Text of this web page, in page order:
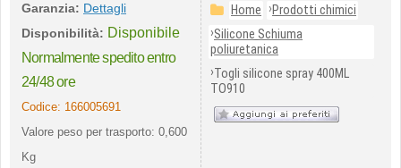
Garanzia: Dettagli
Disponibilità: Disponibile
Normalmente spedito entro
24/48 ore
Codice: 166005691
Valore peso per trasporto: 0,600
Kg
Home ›Prodotti chimici
›Silicone Schiuma
poliuretanica
›Togli silicone spray 400ML
TO910